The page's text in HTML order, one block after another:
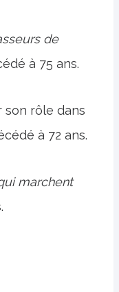
de
à 75 ans.
son rôle dans
à 72 ans.
marchent